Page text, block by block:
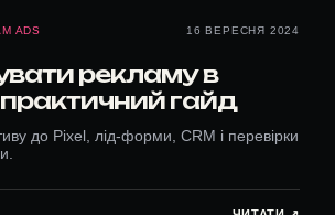
ADS 16 ВЕРЕСНЯ 2024
рекламу в
гайд
до Pixel, лід-форми, CRM і перевірки